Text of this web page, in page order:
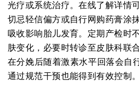
光疗或系统治疗。在线了解详情
切忌轻信偏方或自行网购药膏涂
吸收影响胎儿发育。定期产检时
肤变化，必要时转诊至皮肤科联
在分娩后随着激素水平回落会自
通过规范干预也能得到有效控制